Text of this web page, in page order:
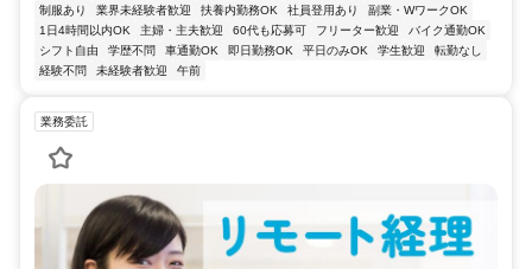
制服あり 業界未経験者歓迎 扶養内勤務OK 社員登用あり
副業・WワークOK
1日4時間以内OK
主婦・主夫歓迎 60代も応募可 フリーター歓迎
バイク通勤OK
シフト自由
学歴不問 車通勤OK 即日勤務OK 平日のみOK 学生歓迎
転勤なし
経験不問
未経験者歓迎 午前
業務委託